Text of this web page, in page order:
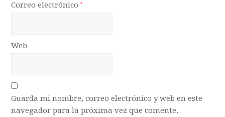
Correo electrónico*
Web
Guarda mi nombre, correo electrónico y web en este
navegador para la próxima vez que comente.